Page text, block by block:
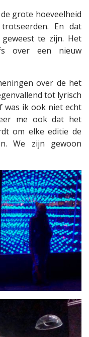
grote hoeveelheid
En dat
te zijn. Het
over een nieuw
over de het
tot lyrisch
was ik ook niet echt
me ook dat het
om elke editie de
We zijn gewoon